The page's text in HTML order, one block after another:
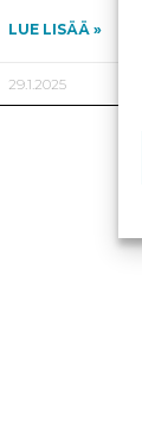
LUE LISÄÄ »
29.1.2025